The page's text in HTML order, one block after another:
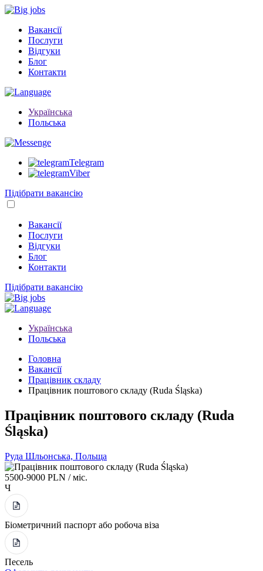
Вакансії
Послуги
Відгуки
Блог
Контакти
Українська
Польська
Telegram
Viber
Підібрати вакансію
Вакансії
Послуги
Відгуки
Блог
Контакти
Підібрати вакансію
Українська
Польська
Головна
Вакансії
Працівник складу
Працівник поштового складу (Ruda Śląska)
Працівник поштового складу (Ruda
Śląska)
Руда Шльонська, Польща
5500-9000 PLN / міс.
Ч
Біометричний паспорт або робоча віза
Песель